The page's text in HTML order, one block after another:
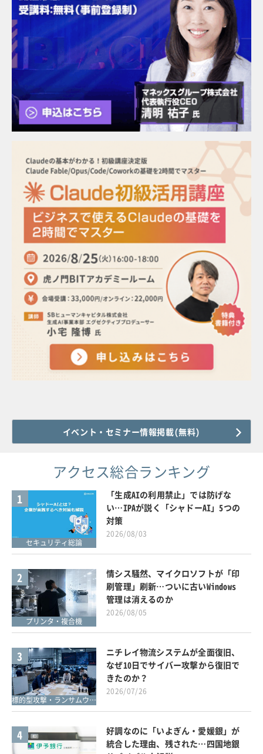
イベント・セミナー情報掲載(無料)
アクセス総合ランキング
1
セキュリティ総論
「生成AIの利用禁止」では防げな
い…IPAが説く「シャドーAI」5つの
対策
2026/08/03
2
プリンタ・複合機
情シス騒然、マイクロソフトが「印
刷管理」刷新…ついに古いWindows
管理は消えるのか
2026/08/05
3
標的型攻撃・ランサムウェア対策
ニチレイ物流システムが全面復旧、
なぜ10日でサイバー攻撃から復旧で
きたのか？
2026/07/26
4
好調なのに「いよぎん・愛媛銀」が
統合した理由、残された…四国地銀